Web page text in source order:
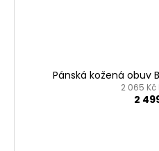
Pánská kožená obuv
2 065 Kč
2